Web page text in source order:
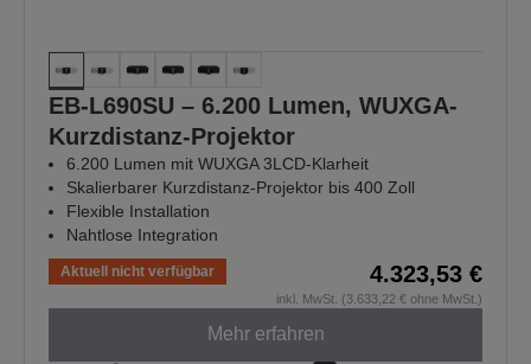
EB-L690SU – 6.200 Lumen, WUXGA-
Kurzdistanz-Projektor
6.200 Lumen mit WUXGA 3LCD-Klarheit
Skalierbarer Kurzdistanz-Projektor bis 400 Zoll
Flexible Installation
Nahtlose Integration
Aktuell nicht verfügbar 4.323,53 €
inkl. MwSt. (3.633,22 € ohne MwSt.)
Mehr erfahren